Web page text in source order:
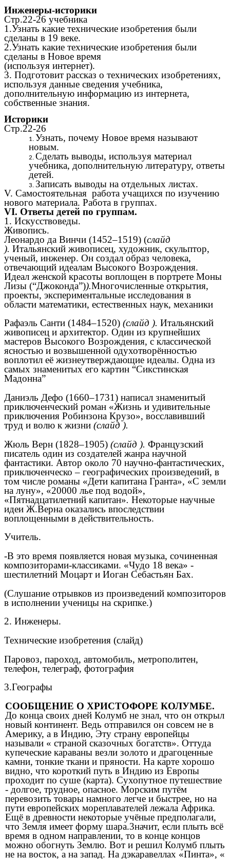
Инженеры-историки
Стр.22-26 учебника
1.Узнать какие технические изобретения были
сделаны в 19 веке.
2.Узнать какие технические изобретения были
сделаны в Новое время
(используя интернет).
3. Подготовит рассказ о технических изобретениях,
используя данные сведения учебника,
дополнительную информацию из интернета,
собственные знания.
Историки
Стр.22-26
Узнать, почему Новое время называют
новым.
Сделать выводы, используя материал
учебника, дополнительную литературу, ответы
детей.
Записать выводы на отдельных листах.
V. Самостоятельная работа учащихся по изучению
нового материала. Работа в группах.
VI. Ответы детей по группам.
1. Искусствоведы.
Живопись.
Леонардо да Винчи (1452–1519) (слайд
). Итальянский живописец, художник, скульптор,
ученый, инженер. Он создал образ человека,
отвечающий идеалам Высокого Возрождения.
Идеал женской красоты воплощен в портрете Моны
Лизы (“Джоконда”)).Многочисленные открытия,
проекты, экспериментальные исследования в
области математики, естественных наук, механики
Рафаэль Санти (1484–1520) (слайд ). Итальянский
живописец и архитектор. Один из крупнейших
мастеров Высокого Возрождения, с классической
ясностью и возвышенной одухотворённостью
воплотил её жизнеутверждающие идеалы. Одна из
самых знаменитых его картин “Сикстинская
Мадонна”
Даниэль Дефо (1660–1731) написал знаменитый
приключенческий роман «Жизнь и удивительные
приключения Робинзона Крузо», восславивший
труд и волю к жизни (слайд ).
Жюль Верн (1828–1905) (слайд ). Французский
писатель один из создателей жанра научной
фантастики. Автор около 70 научно-фантастических,
приключенческо – географических произведений, в
том числе романы «Дети капитана Гранта», «С земли
на луну», «20000 лье под водой»,
«Пятнадцатилетний капитан». Некоторые научные
идеи Ж.Верна оказались впоследствии
воплощенными в действительность.
Учитель.
-В это время появляется новая музыка, сочиненная
композиторами-классиками. «Чудо 18 века» -
шестилетний Моцарт и Иоган Себастьян Бах.
(Слушание отрывков из произведений композиторов
в исполнении ученицы на скрипке.)
2. Инженеры.
Технические изобретения (слайд)
Паровоз, пароход, автомобиль, метрополитен,
телефон, телеграф, фотография
3.Географы
СООБЩЕНИЕ О ХРИСТОФОРЕ КОЛУМБЕ.
До конца своих дней Колумб не знал, что он открыл
новый континент. Ведь отправился он совсем не в
Америку, а в Индию, Эту страну европейцы
называли « страной сказочных богатств». Оттуда
купеческие караваны везли золото и драгоценные
камни, тонкие ткани и пряности. На карте хорошо
видно, что короткий путь в Индию из Европы
проходит по суше (карта). Сухопутное путешествие
- долгое, трудное, опасное. Морским путём
перевозить товары намного легче и быстрее, но на
пути европейских мореплавателей лежала Африка.
Ещё в древности некоторые учёные предполагали,
что Земля имеет форму шара.3начит, если плыть всё
время в одном направлении, то в конце концов
можно обогнуть Землю. Вот и решил Колумб плыть
не на восток, а на запад. На дэкаравеллах «Пинта», «